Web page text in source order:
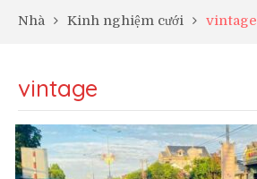
Nhà Kinh nghiệm cưới vintage
vintage